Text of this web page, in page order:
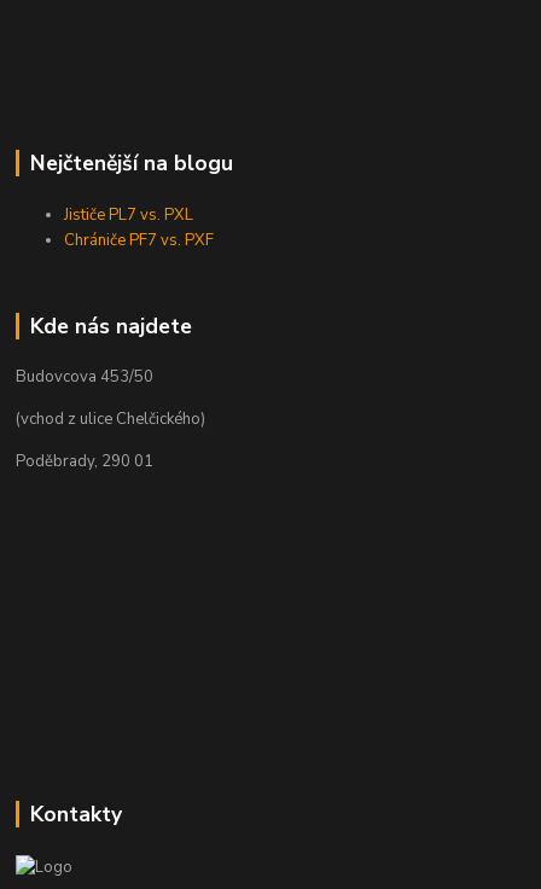
Nejčtenější na blogu
Jističe PL7 vs. PXL
Chrániče PF7 vs. PXF
Kde nás najdete
Budovcova 453/50
(vchod z ulice Chelčického)
Poděbrady, 290 01
Kontakty